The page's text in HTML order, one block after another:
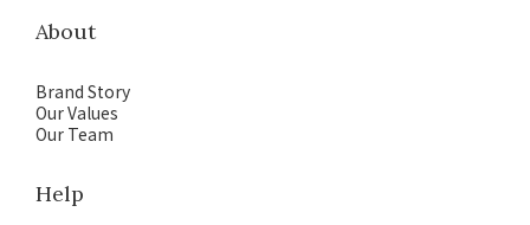
About
Brand Story
Our Values
Our Team
Help